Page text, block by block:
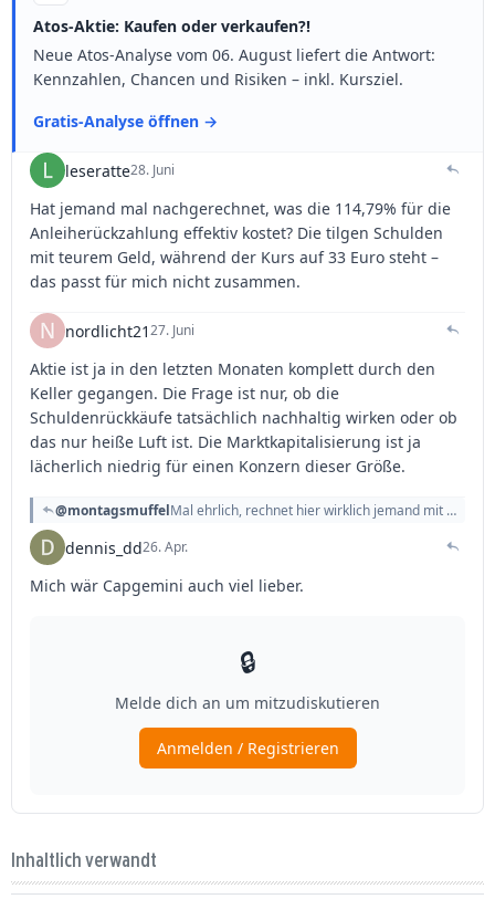
Inhaltlich verwandt